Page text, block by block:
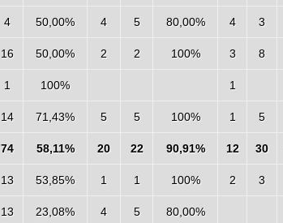
4 50,00% 4 5 80,00% 4 3
16 50,00% 2 2 100% 3 8
1 100% 1
14 71,43% 5 5 100% 1 5
74 58,11% 20 22 90,91% 12 30
13 53,85% 1 1 100% 2 3
13 23,08% 4 5 80,00%